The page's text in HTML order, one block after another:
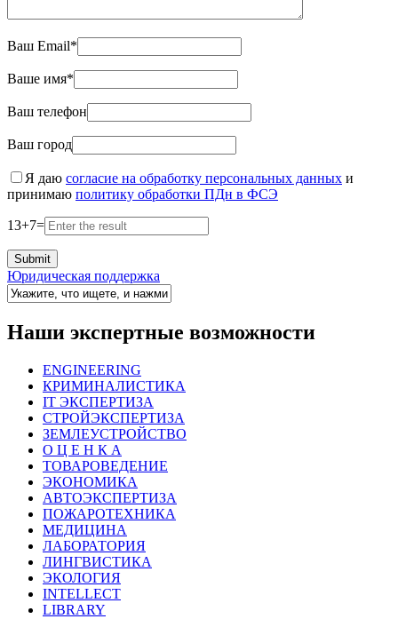
Ваш Email*
Ваше имя*
Ваш телефон
Ваш город
Я даю согласие на обработку персональных данных и
принимаю политику обработки ПДн в ФСЭ
13+7=
Юридическая поддержка
Наши экспертные возможности
ENGINEERING
КРИМИНАЛИСТИКА
IT ЭКСПЕРТИЗА
СТРОЙЭКСПЕРТИЗА
ЗЕМЛЕУСТРОЙСТВО
О Ц Е Н К А
ТОВАРОВЕДЕНИЕ
ЭКОНОМИКА
АВТОЭКСПЕРТИЗА
ПОЖАРОТЕХНИКА
МЕДИЦИНА
ЛАБОРАТОРИЯ
ЛИНГВИСТИКА
ЭКОЛОГИЯ
INTELLECT
LIBRARY